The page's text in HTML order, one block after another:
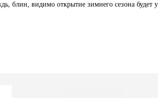
блин, видимо открытие зимнего сезона будет